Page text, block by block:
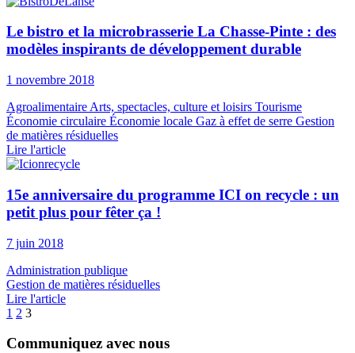
Le bistro et la microbrasserie La Chasse-Pinte : des
modèles inspirants de développement durable
1 novembre 2018
Agroalimentaire Arts, spectacles, culture et loisirs Tourisme
Économie circulaire Économie locale Gaz à effet de serre Gestion
de matières résiduelles
Lire l'article
15e anniversaire du programme ICI on recycle : un
petit plus pour fêter ça !
7 juin 2018
Administration publique
Gestion de matières résiduelles
Lire l'article
1 2 3
Communiquez avec nous